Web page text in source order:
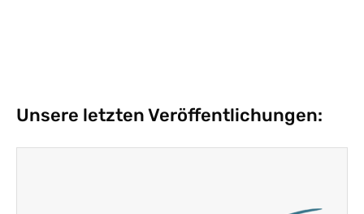
Unsere letzten Veröffentlichungen: